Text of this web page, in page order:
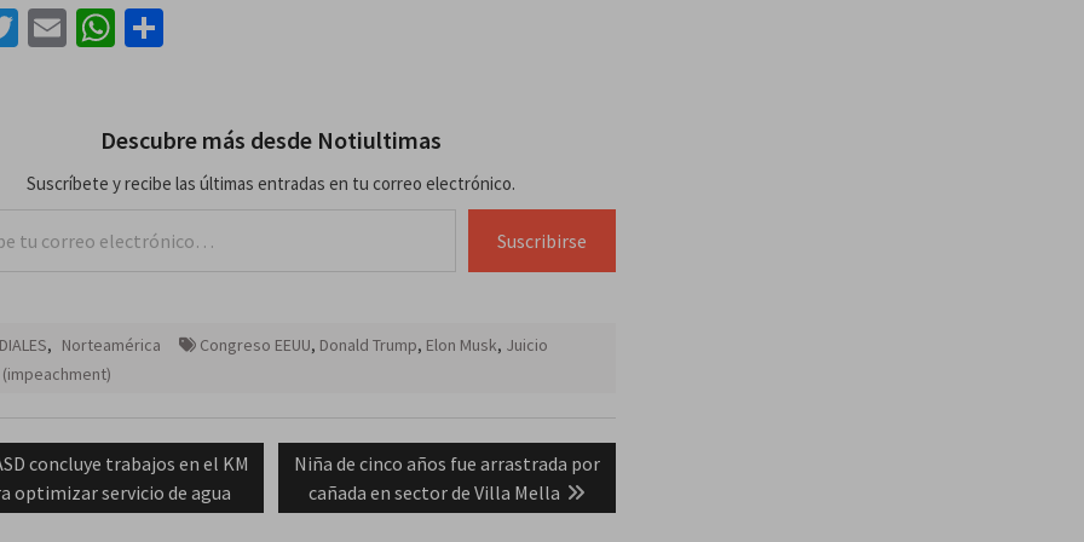
Twitter
EmailWhatsApp
Descubre más desde Notiultimas
Suscríbete y recibe las últimas entradas en tu correo electrónico.
Suscribirse
, Norteamérica Congreso EEUU, Donald Trump, Elon Musk, Juicio
concluye trabajos en el KM
optimizar servicio de agua
Next
post:
Niña de cinco años fue arrastrada por
cañada en sector de Villa Mella